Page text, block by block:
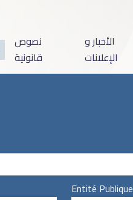
نصوص
قانونية
الأخبار و
الإعلانات
Entité Publique